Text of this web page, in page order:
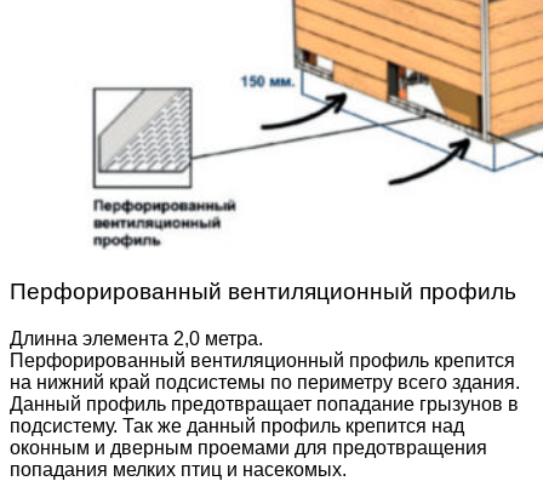
Перфорированный вентиляционный профиль
Длинна элемента 2,0 метра.
Перфорированный вентиляционный профиль крепится
на нижний край подсистемы по периметру всего здания.
Данный профиль предотвращает попадание грызунов в
подсистему. Так же данный профиль крепится над
оконным и дверным проемами для предотвращения
попадания мелких птиц и насекомых.